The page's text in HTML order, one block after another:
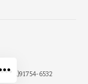
- tel.(11)91754-6532